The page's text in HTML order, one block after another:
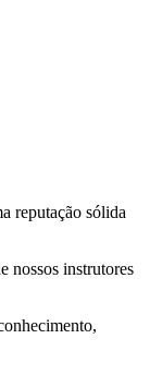
reputação sólida
nossos instrutores